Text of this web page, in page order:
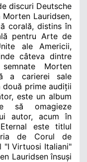
discuri Deutsche
Morten Lauridsen,
corală, distins în
pentru Arte de
ale Americii,
câteva dintre
Morten
a carierei sale
prime audiții
este un album
să omagieze
autor, acum în
este titlul
de Corul de
"I Virtuosi Italiani"
Lauridsen însuși